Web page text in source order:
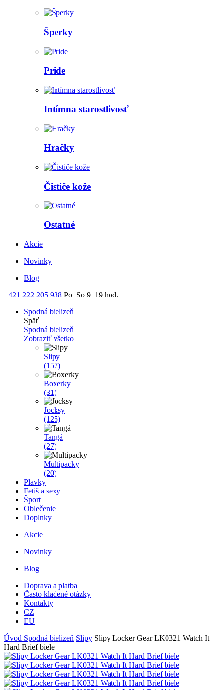
Šperky
Pride
Intímna starostlivosť
Hračky
Čističe kože
Ostatné
Akcie
Novinky
Blog
+421 222 205 938 Po–So 9–19 hod.
Spodná bielizeň
Späť
Spodná bielizeň
Zobraziť všetko
Slipy
(157)
Boxerky
(31)
Jocksy
(125)
Tangá
(27)
Multipacky
(20)
Plavky
Fetiš a sexy
Šport
Oblečenie
Doplnky
Akcie
Novinky
Blog
Doprava a platba
Často kladené otázky
Kontakty
CZ
EU
Úvod Spodná bielizeň Slipy Slipy Locker Gear LK0321 Watch It
Hard Brief biele